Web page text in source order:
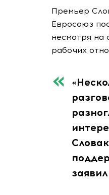
Премьер
Евросоюз
несмотря на
рабочих